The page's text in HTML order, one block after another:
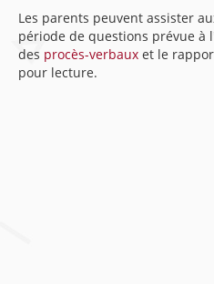
Les parents peuvent assister
période de questions prévue à
des procès-verbaux et le
pour lecture.